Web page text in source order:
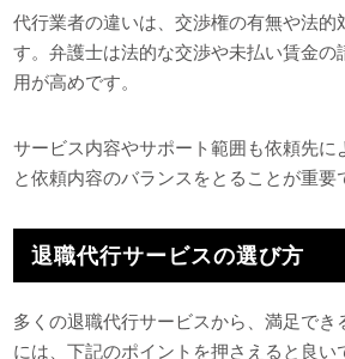
代行業者の違いは、交渉権の有無や法的
す。弁護士は法的な交渉や未払い賃金の
用が高めです。
サービス内容やサポート範囲も依頼先に
と依頼内容のバランスをとることが重要
退職代行サービスの選び方
多くの退職代行サービスから、満足でき
には、下記のポイントを押さえると良い